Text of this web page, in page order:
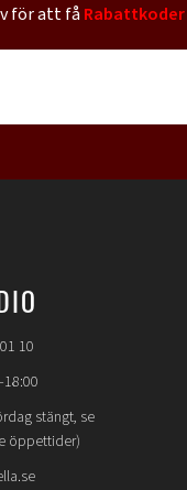
för att fåRabattkoder
10
stängt, se
öppettider)